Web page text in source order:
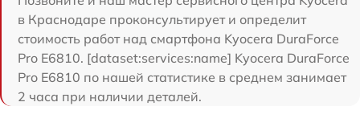
в Краснодаре проконсультирует и определит
стоимость работ над смартфона Kyocera DuraForce
Pro E6810. [dataset:services:name] Kyocera DuraForce
Pro E6810 по нашей статистике в среднем занимает
2 часа при наличии деталей.